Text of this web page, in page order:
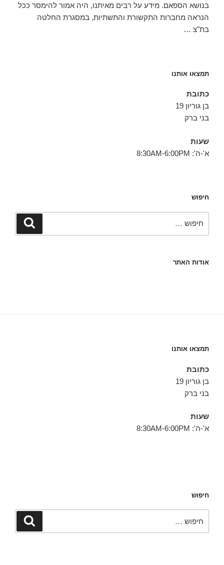
בנושא הספאם. מידע על רבים מאיתנו, היה אמור להימסר ככל
הנראה מחברות התקשורת והתשתיות, במסגרת החלטה
בת"צ …
תמצאו אותנו
כתובת
בן גוריון 19
בני ברק
שעות
א'-ה': 8:30AM-6:00PM
חיפוש
חיפוש
אודות האתר
תמצאו אותנו
כתובת
בן גוריון 19
בני ברק
שעות
א'-ה': 8:30AM-6:00PM
חיפוש
חיפוש